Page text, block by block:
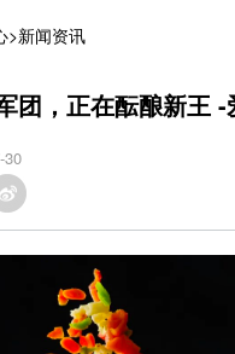
>新闻资讯
团，正在酝酿新王
30